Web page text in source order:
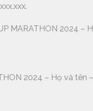
MARATHON 2024 –
2024 – Họ và tên